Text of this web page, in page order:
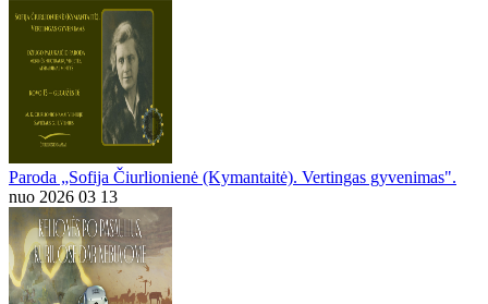
Paroda „Sofija Čiurlionienė (Kymantaitė). Vertingas gyvenimas".
nuo 2026 03 13